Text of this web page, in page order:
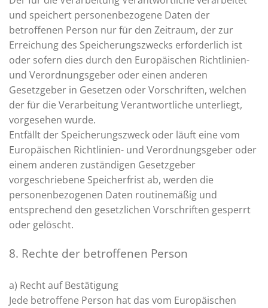
und speichert personenbezogene Daten der
betroffenen Person nur für den Zeitraum, der zur
Erreichung des Speicherungszwecks erforderlich ist
oder sofern dies durch den Europäischen Richtlinien-
und Verordnungsgeber oder einen anderen
Gesetzgeber in Gesetzen oder Vorschriften, welchen
der für die Verarbeitung Verantwortliche unterliegt,
vorgesehen wurde.
Entfällt der Speicherungszweck oder läuft eine vom
Europäischen Richtlinien- und Verordnungsgeber oder
einem anderen zuständigen Gesetzgeber
vorgeschriebene Speicherfrist ab, werden die
personenbezogenen Daten routinemäßig und
entsprechend den gesetzlichen Vorschriften gesperrt
oder gelöscht.
8. Rechte der betroffenen Person
a) Recht auf Bestätigung
Jede betroffene Person hat das vom Europäischen